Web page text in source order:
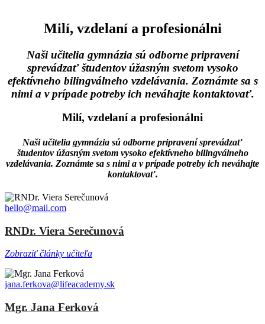
Milí, vzdelaní a profesionálni
Naši učitelia gymnázia sú odborne pripravení
sprevádzať študentov úžasným svetom vysoko
efektívneho bilingválneho vzdelávania. Zoznámte sa s
nimi a v prípade potreby ich neváhajte kontaktovať.
Milí, vzdelaní a profesionálni
Naši učitelia gymnázia sú odborne pripravení sprevádzať
študentov úžasným svetom vysoko efektívneho bilingválneho
vzdelávania. Zoznámte sa s nimi a v prípade potreby ich neváhajte
kontaktovať.
hello@mail.com
RNDr. Viera Serečunová
Zobraziť články učiteľa
jana.ferkova@lifeacademy.sk
Mgr. Jana Ferková